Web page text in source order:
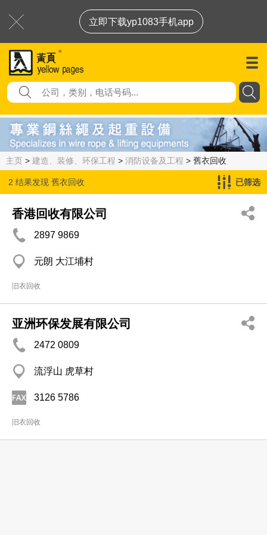
立即下载yp1083手机app
主页 > 建造、装修、环保工程 > 消防设备及工程 > 舊衣回收
2 结果发现 舊衣回收 已筛选
香港回收有限公司
2897 9869
元朗 大江埔村
旧衣回收
亚洲环保发展有限公司
2472 0809
流浮山 虎草村
3126 5786
旧衣回收